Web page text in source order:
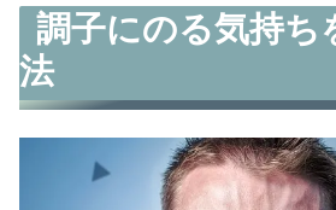
調子にのる気持ち
法